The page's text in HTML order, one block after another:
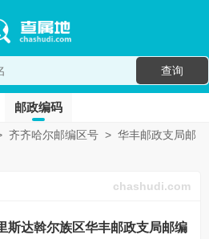
查询
邮政编码
齐齐哈尔邮编区号 > 华丰邮政支局邮
chashudi.com
斯达斡尔族区华丰邮政支局邮编